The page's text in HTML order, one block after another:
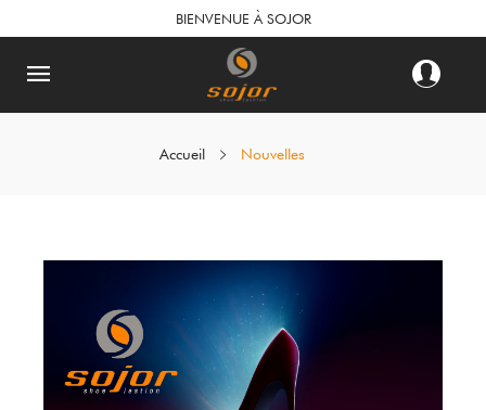
BIENVENUE À SOJOR
Accueil Nouvelles